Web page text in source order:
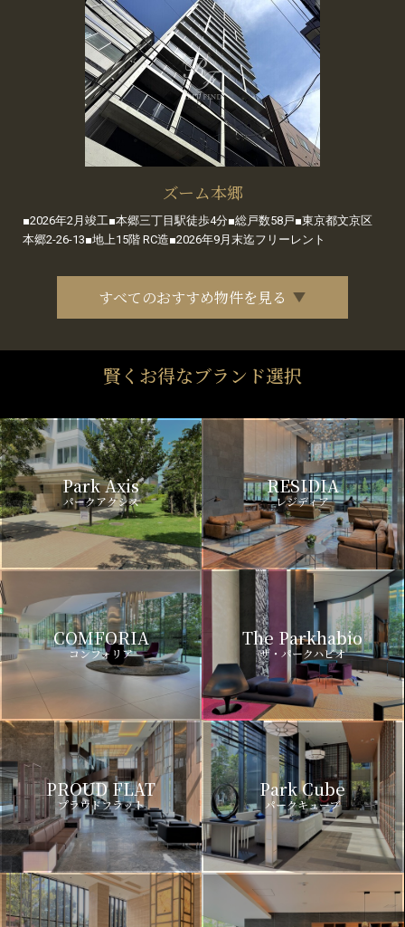
ズーム本郷
■2026年2月竣工■本郷三丁目駅徒歩4分■総戸数58戸■東京都文京区
本郷2-26-13■地上15階 RC造■2026年9月末迄フリーレント
すべてのおすすめ物件を見る
賢くお得なブランド選択
Park Axis
パークアクシス
RESIDIA
レジディア
COMFORIA
コンフォリア
The Parkhabio
ザ・パークハビオ
PROUD FLAT
プラウドフラット
Park Cube
パークキューブ